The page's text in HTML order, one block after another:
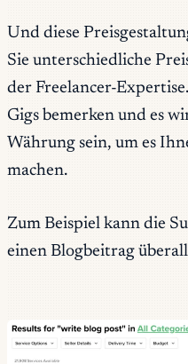
Und diese
Sie unterschiedliche
der Freelancer-
Gigs bemerken und es
Währung sein, um es
machen.
Zum Beispiel kann die
einen Blogbeitrag